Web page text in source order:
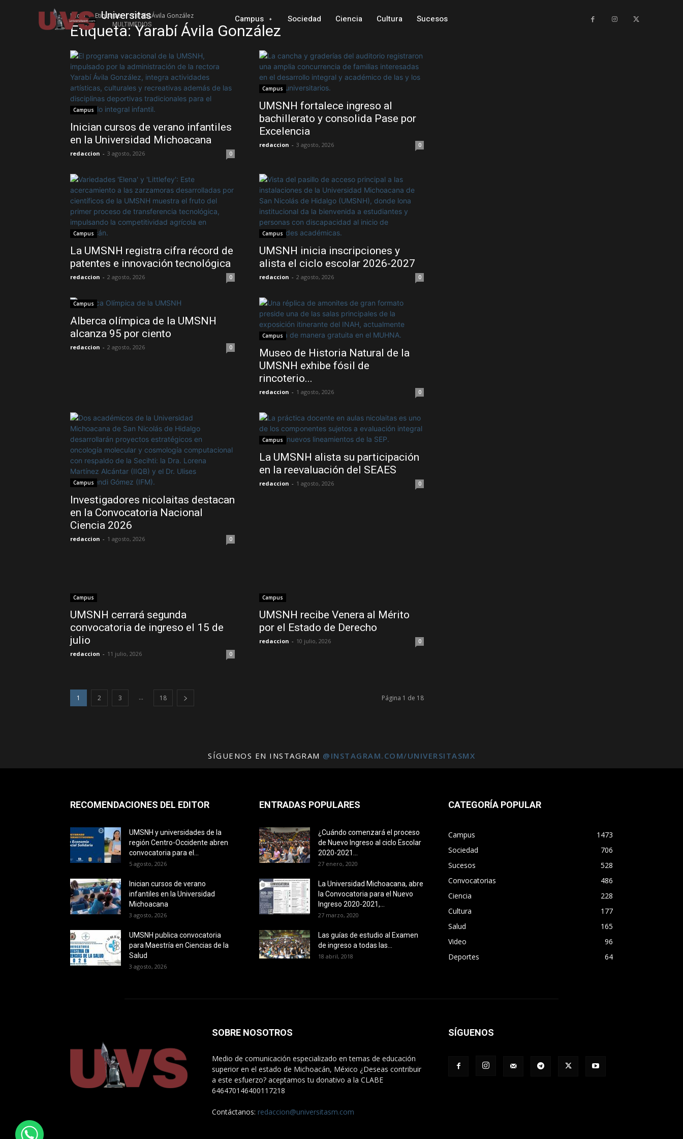
Universitas
MULTIMEDIOS
Campus Sociedad Ciencia Cultura Sucesos
Inicio Etiquetas Yarabí Ávila González
Etiqueta: Yarabí Ávila González
Campus
Inician cursos de verano infantiles
en la Universidad Michoacana
redaccion - 3 agosto, 2026 0
Campus
UMSNH fortalece ingreso al
bachillerato y consolida Pase por
Excelencia
redaccion - 3 agosto, 2026 0
Campus
La UMSNH registra cifra récord de
patentes e innovación tecnológica
redaccion - 2 agosto, 2026 0
Campus
UMSNH inicia inscripciones y
alista el ciclo escolar 2026-2027
redaccion - 2 agosto, 2026 0
Campus
Alberca olímpica de la UMSNH
alcanza 95 por ciento
redaccion - 2 agosto, 2026 0
Campus
Museo de Historia Natural de la
UMSNH exhibe fósil de
rincoterio...
redaccion - 1 agosto, 2026 0
Campus
Investigadores nicolaitas destacan
en la Convocatoria Nacional
Ciencia 2026
redaccion - 1 agosto, 2026 0
Campus
La UMSNH alista su participación
en la reevaluación del SEAES
redaccion - 1 agosto, 2026 0
Campus
UMSNH cerrará segunda
convocatoria de ingreso el 15 de
julio
redaccion - 11 julio, 2026 0
Campus
UMSNH recibe Venera al Mérito
por el Estado de Derecho
redaccion - 10 julio, 2026 0
1 2 3 ... 18 Página 1 de 18
SÍGUENOS EN INSTAGRAM @INSTAGRAM.COM/UNIVERSITASMX
RECOMENDACIONES DEL EDITOR
UMSNH y universidades de la
región Centro-Occidente abren
convocatoria para el...
5 agosto, 2026
Inician cursos de verano
infantiles en la Universidad
Michoacana
3 agosto, 2026
UMSNH publica convocatoria
para Maestría en Ciencias de la
Salud
3 agosto, 2026
ENTRADAS POPULARES
¿Cuándo comenzará el proceso
de Nuevo Ingreso al ciclo Escolar
2020-2021...
27 enero, 2020
La Universidad Michoacana, abre
la Convocatoria para el Nuevo
Ingreso 2020-2021,...
27 marzo, 2020
Las guías de estudio al Examen
de ingreso a todas las...
18 abril, 2018
CATEGORÍA POPULAR
Campus
1473
Sociedad
706
Sucesos
528
Convocatorias
486
Ciencia
228
Cultura
177
Salud
165
Video
96
Deportes
64
SOBRE NOSOTROS
Medio de comunicación especializado en temas de educación
superior en el estado de Michoacán, México ¿Deseas contribuir
a este esfuerzo? aceptamos tu donativo a la CLABE
646470146400117218
Contáctanos: redaccion@universitasm.com
SÍGUENOS